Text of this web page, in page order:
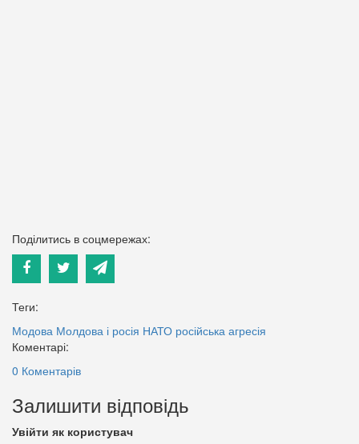
Поділитись в соцмережах:
Теги:
Модова Молдова і росія НАТО російська агресія
Коментарі:
0 Коментарів
Залишити відповідь
Увійти як користувач